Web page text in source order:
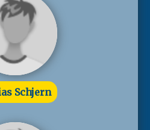
Schjern